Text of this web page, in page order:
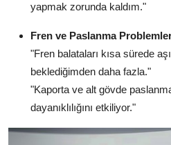
yapmak zorunda kaldım."
Fren ve Paslanma
"Fren balataları kısa sürede
beklediğimden daha fazla."
"Kaporta ve alt gövde
dayanıklılığını etkiliyor."